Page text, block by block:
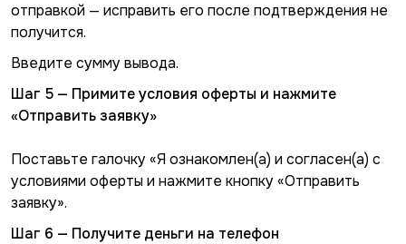
отправкой — исправить его после подтверждения не
получится.
Введите сумму вывода.
Шаг 5 — Примите условия оферты и нажмите
«Отправить заявку»
Поставьте галочку «Я ознакомлен(а) и согласен(а) с
условиями оферты и нажмите кнопку «Отправить
заявку».
Шаг 6 — Получите деньги на телефон